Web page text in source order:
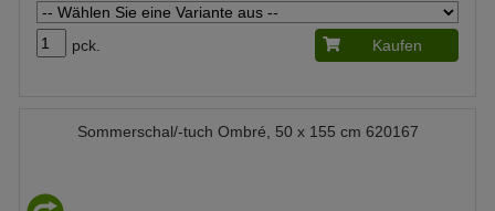
pck. Kaufen
Sommerschal/-tuch Ombré, 50 x 155 cm 620167